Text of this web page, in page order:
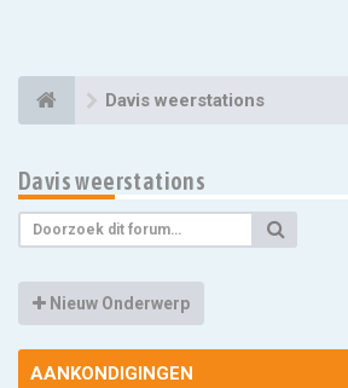
Davis weerstations
Davis weerstations
Nieuw Onderwerp
AANKONDIGINGEN